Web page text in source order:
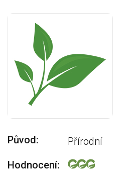
Původ:
Přírodní
Hodnocení: